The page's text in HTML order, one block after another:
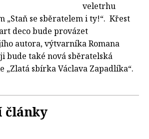
veletrhu
„Staň se sběratelem i ty!“. Křest
deco bude provázet
autora, výtvarníka Romana
bude také nová sběratelská
„Zlatá sbírka Václava Zapadlíka“.
články